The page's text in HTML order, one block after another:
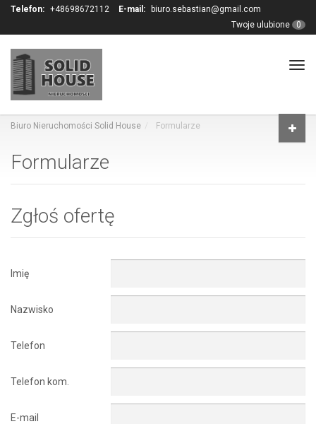
Telefon: +48698672112 E-mail:
biuro.sebastian@gmail.com
Twoje ulubione
0
Biuro Nieruchomości Solid House Formularze
Formularze
Zgłoś ofertę
Imię
Nazwisko
Telefon
Telefon kom.
E-mail